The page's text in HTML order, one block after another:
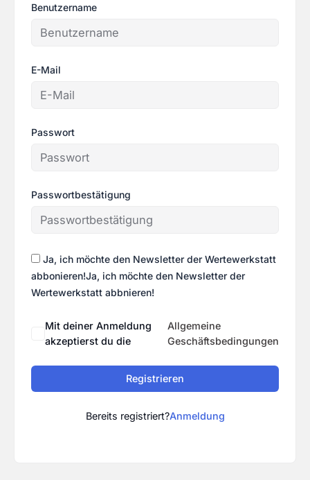
Benutzername
E-Mail
Passwort
Passwortbestätigung
Ja, ich möchte den Newsletter der Wertewerkstatt
abbonieren!Ja, ich möchte den Newsletter der
Wertewerkstatt abbnieren!
Mit deiner Anmeldung
akzeptierst du die
Allgemeine
Geschäftsbedingungen
Registrieren
Bereits registriert?Anmeldung